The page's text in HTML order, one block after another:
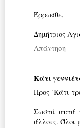
Έρρωσθε,
Δημήτριος
Απάντηση
Κάτι
Προς "Κάτι
Σωστά αυτά
άλλους. Όλοι